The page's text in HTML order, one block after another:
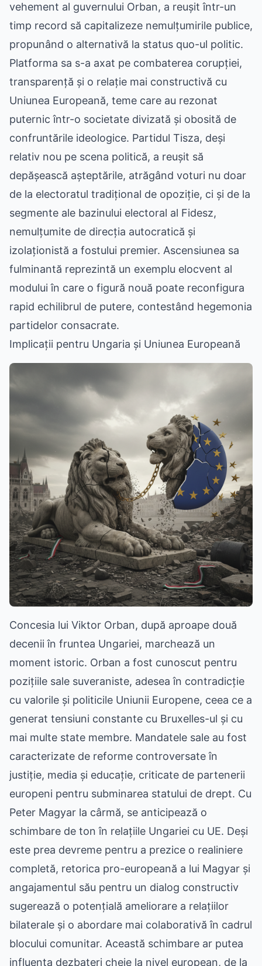
vehement al guvernului Orban, a reușit într-un
timp record să capitalizeze nemulțumirile publice,
propunând o alternativă la status quo-ul politic.
Platforma sa s-a axat pe combaterea corupției,
transparență și o relație mai constructivă cu
Uniunea Europeană, teme care au rezonat
puternic într-o societate divizată și obosită de
confruntările ideologice. Partidul Tisza, deși
relativ nou pe scena politică, a reușit să
depășească așteptările, atrăgând voturi nu doar
de la electoratul tradițional de opoziție, ci și de la
segmente ale bazinului electoral al Fidesz,
nemulțumite de direcția autocratică și
izolaționistă a fostului premier. Ascensiunea sa
fulminantă reprezintă un exemplu elocvent al
modului în care o figură nouă poate reconfigura
rapid echilibrul de putere, contestând hegemonia
partidelor consacrate.
Implicații pentru Ungaria și Uniunea Europeană
Concesia lui Viktor Orban, după aproape două
decenii în fruntea Ungariei, marchează un
moment istoric. Orban a fost cunoscut pentru
pozițiile sale suveraniste, adesea în contradicție
cu valorile și politicile Uniunii Europene, ceea ce a
generat tensiuni constante cu Bruxelles-ul și cu
mai multe state membre. Mandatele sale au fost
caracterizate de reforme controversate în
justiție, media și educație, criticate de partenerii
europeni pentru subminarea statului de drept. Cu
Peter Magyar la cârmă, se anticipează o
schimbare de ton în relațiile Ungariei cu UE. Deși
este prea devreme pentru a prezice o realiniere
completă, retorica pro-europeană a lui Magyar și
angajamentul său pentru un dialog constructiv
sugerează o potențială ameliorare a relațiilor
bilaterale și o abordare mai colaborativă în cadrul
blocului comunitar. Această schimbare ar putea
influența dezbateri cheie la nivel european, de la